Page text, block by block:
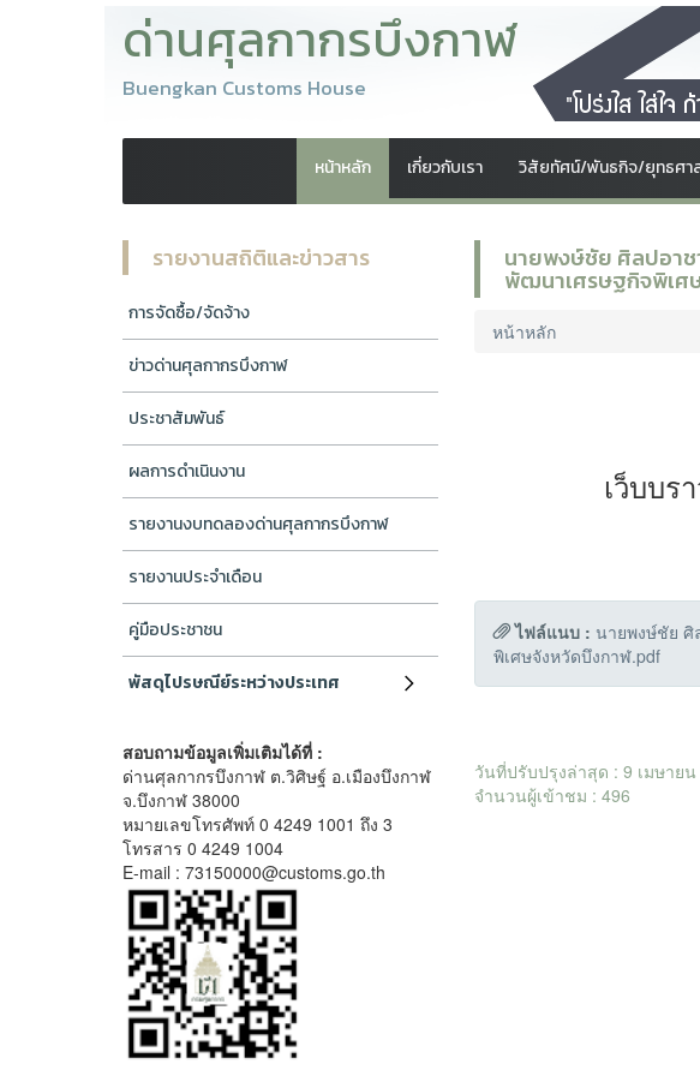
ด่านศุลกากรบึงกาฬ
Buengkan Customs House
หน้าหลัก เกี่ยวกับเรา วิสัยทัศน์/พันธกิจ/ยุทธศา
รายงานสถิติและข่าวสาร
การจัดซื้อ/จัดจ้าง
ข่าวด่านศุลกากรบึงกาฬ
ประชาสัมพันธ์
ผลการดำเนินงาน
รายงานงบทดลองด่านศุลกากรบึงกาฬ
รายงานประจำเดือน
คู่มือประชาชน
พัสดุไปรษณีย์ระหว่างประเทศ
สอบถามข้อมูลเพิ่มเติมได้ที่ :
ด่านศุลกากรบึงกาฬ ต.วิศิษฐ์ อ.เมืองบึงกาฬ
จ.บึงกาฬ 38000
หมายเลขโทรศัพท์ 0 4249 1001 ถึง 3
โทรสาร 0 4249 1004
E-mail : 73150000@customs.go.th
นายพงษ์ชัย ศิลปอาช
พัฒนาเศรษฐกิจพิเศ
หน้าหลัก
เว็บบร
ไฟล์แนบ : นายพงษ์ชัย ศิ
พิเศษจังหวัดบึงกาฬ.pdf
วันที่ปรับปรุงล่าสุด : 9 เมษายน
จำนวนผู้เข้าชม : 496